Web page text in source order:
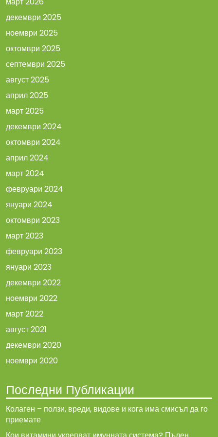
декември 2025
ноември 2025
октомври 2025
септември 2025
август 2025
април 2025
март 2025
декември 2024
октомври 2024
април 2024
март 2024
февруари 2024
януари 2024
октомври 2023
март 2023
февруари 2023
януари 2023
декември 2022
ноември 2022
март 2022
август 2021
декември 2020
ноември 2020
Последни Публикации
Колаген – ползи, вреди, видове и кога има смисъл да го
приемате